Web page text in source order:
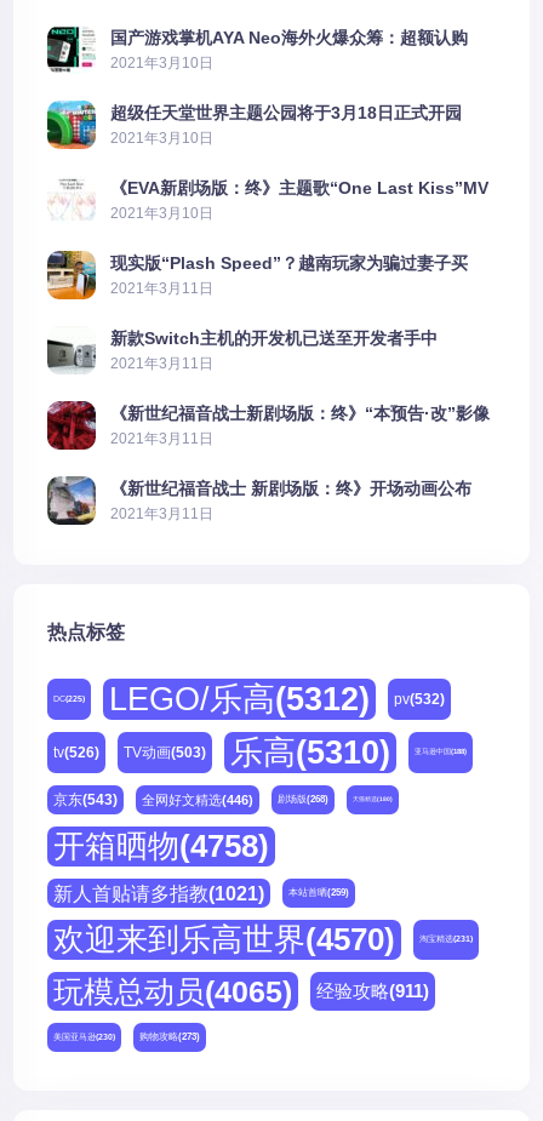
国产游戏掌机AYA Neo海外火爆众筹：超额认购
2606%
2021年3月10日
超级任天堂世界主题公园将于3月18日正式开园
2021年3月10日
《EVA新剧场版：终》主题歌“One Last Kiss”MV
公布
2021年3月10日
现实版“Plash Speed”？越南玩家为骗过妻子买
PS5上演好戏
2021年3月11日
新款Switch主机的开发机已送至开发者手中
2021年3月11日
《新世纪福音战士新剧场版：终》“本预告·改”影像
公开
2021年3月11日
《新世纪福音战士 新剧场版：终》开场动画公布
2021年3月11日
热点标签
DC(225) LEGO/乐高(5312) pv(532)
tv(526) TV动画(503) 乐高(5310) 亚马逊中国(188)
京东(543) 全网好文精选(446) 剧场版(268) 天猫精选(180)
开箱晒物(4758)
新人首贴请多指教(1021) 本站首晒(259)
欢迎来到乐高世界(4570) 淘宝精选(231)
玩模总动员(4065) 经验攻略(911)
美国亚马逊(230) 购物攻略(273)